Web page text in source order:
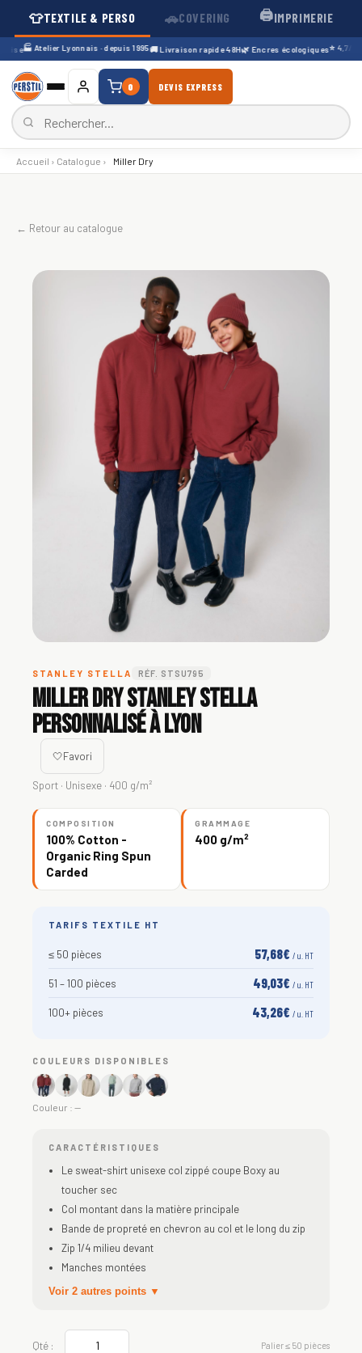
👕TEXTILE & PERSO 🚗COVERING 🖨️IMPRIMERIE
🏭 Atelier Lyonnais · depuis 1995🚚 Livraison rapide 48H🌿 Encres écologiques⭐ 4,7/5 ·
0 DEVIS EXPRESS
Accueil › Catalogue › Miller Dry
← Retour au catalogue
STANLEY STELLA RÉF. STSU795
Miller Dry Stanley Stella
personnalisé à Lyon
🤍Favori
Sport · Unisexe · 400 g/m²
COMPOSITION
100% Cotton -
Organic Ring Spun
Carded
GRAMMAGE
400 g/m²
TARIFS TEXTILE HT
≤ 50 pièces 57,68€ / u. HT
51 – 100 pièces 49,03€ / u. HT
100+ pièces 43,26€ / u. HT
COULEURS DISPONIBLES
Couleur : —
CARACTÉRISTIQUES
Le sweat-shirt unisexe col zippé coupe Boxy au
toucher sec
Col montant dans la matière principale
Bande de propreté en chevron au col et le long du zip
Zip 1/4 milieu devant
Manches montées
Voir 2 autres points ▼
Qté : Palier ≤ 50 pièces